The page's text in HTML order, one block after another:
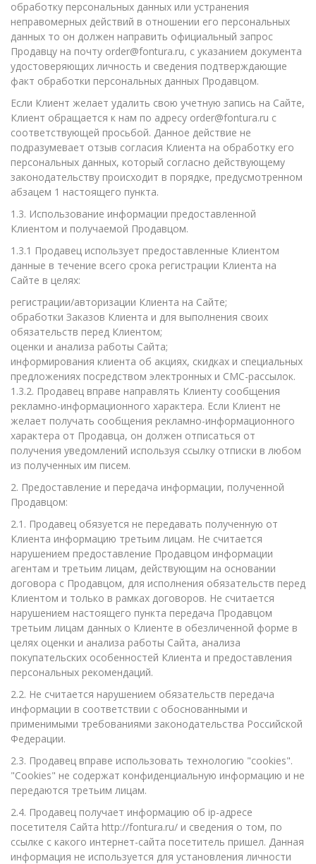
обработку персональных данных или устранения
неправомерных действий в отношении его персональных
данных то он должен направить официальный запрос
Продавцу на почту order@fontura.ru, с указанием документа
удостоверяющих личность и сведения подтверждающие
факт обработки персональных данных Продавцом.
Если Клиент желает удалить свою учетную запись на Сайте,
Клиент обращается к нам по адресу order@fontura.ru с
соответствующей просьбой. Данное действие не
подразумевает отзыв согласия Клиента на обработку его
персональных данных, который согласно действующему
законодательству происходит в порядке, предусмотренном
абзацем 1 настоящего пункта.
1.3. Использование информации предоставленной
Клиентом и получаемой Продавцом.
1.3.1 Продавец использует предоставленные Клиентом
данные в течение всего срока регистрации Клиента на
Сайте в целях:
регистрации/авторизации Клиента на Сайте;
обработки Заказов Клиента и для выполнения своих
обязательств перед Клиентом;
оценки и анализа работы Сайта;
информирования клиента об акциях, скидках и специальных
предложениях посредством электронных и СМС-рассылок.
1.3.2. Продавец вправе направлять Клиенту сообщения
рекламно-информационного характера. Если Клиент не
желает получать сообщения рекламно-информационного
характера от Продавца, он должен отписаться от
получения уведомлений используя ссылку отписки в любом
из полученных им писем.
2. Предоставление и передача информации, полученной
Продавцом:
2.1. Продавец обязуется не передавать полученную от
Клиента информацию третьим лицам. Не считается
нарушением предоставление Продавцом информации
агентам и третьим лицам, действующим на основании
договора с Продавцом, для исполнения обязательств перед
Клиентом и только в рамках договоров. Не считается
нарушением настоящего пункта передача Продавцом
третьим лицам данных о Клиенте в обезличенной форме в
целях оценки и анализа работы Сайта, анализа
покупательских особенностей Клиента и предоставления
персональных рекомендаций.
2.2. Не считается нарушением обязательств передача
информации в соответствии с обоснованными и
применимыми требованиями законодательства Российской
Федерации.
2.3. Продавец вправе использовать технологию "cookies".
"Cookies" не содержат конфиденциальную информацию и не
передаются третьим лицам.
2.4. Продавец получает информацию об ip-адресе
посетителя Сайта http://fontura.ru/ и сведения о том, по
ссылке с какого интернет-сайта посетитель пришел. Данная
информация не используется для установления личности